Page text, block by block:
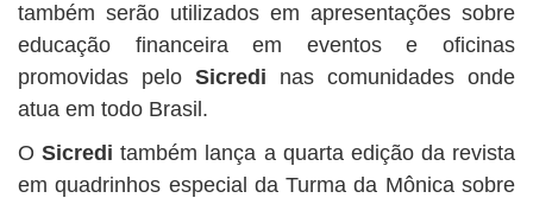
também serão utilizados em apresentações sobre
educação financeira em eventos e oficinas
promovidas pelo Sicredi nas comunidades onde
atua em todo Brasil.
OSicredi também lança a quarta edição da revista
em quadrinhos especial da Turma da Mônica sobre